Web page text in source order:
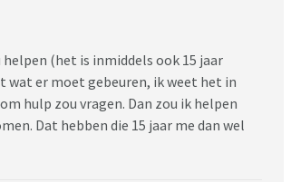
(het is inmiddels ook 15 jaar
wat er moet gebeuren, ik weet het in
hulp zou vragen. Dan zou ik helpen
Dat hebben die 15 jaar me dan wel